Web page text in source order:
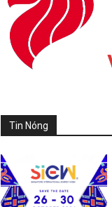
Tin Nóng